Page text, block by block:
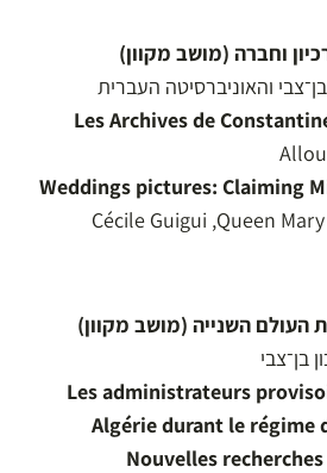
וחברה (מושב מקוון)
והאוניברסיטה העברית
Les Archives de
Weddings pictures: Claiming
Cécile Guigui ,Queen
העולם השנייה (מושב מקוון)
בן־צבי
Les administrateurs
Algérie durant le régime
Nouvelles recherches